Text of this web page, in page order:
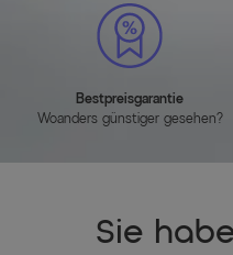
Lounge
Farbe :
Bestpreisgarantie
Woanders günstiger gesehen?
Sie